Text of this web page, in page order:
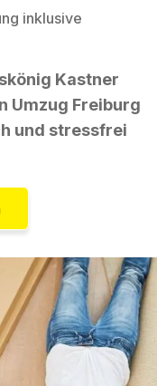
inklusive
Kastner
Umzug Freiburg
und stressfrei